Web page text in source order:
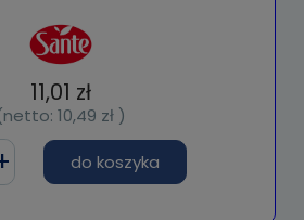
11,01 zł
10,49 zł )
do koszyka